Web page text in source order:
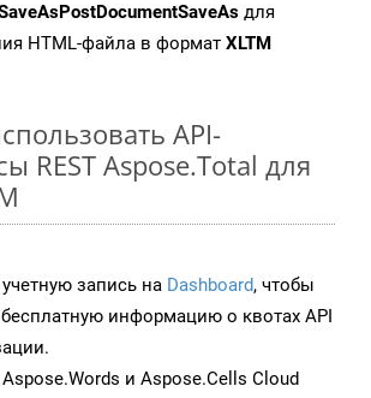
для
HTML-файла в формат XLTM
API-
REST Aspose.Total для
запись на Dashboard, чтобы
информацию о квотах API
и Aspose.Cells Cloud